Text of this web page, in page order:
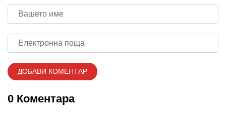
0 Коментара